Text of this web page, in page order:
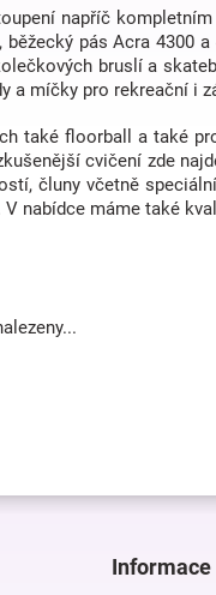
napříč
pás Acra 4300
bruslí a
a míčky pro rekreační
také floorball a také
cvičení zde
čluny včetně
V nabídce máme také
Informace